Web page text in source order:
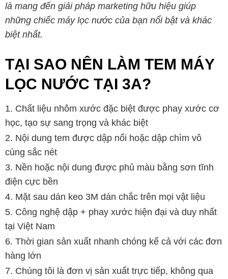
là mang đến giải pháp marketing hữu hiệu giúp
những chiếc máy lọc nước của bạn nổi bật và khác
biệt nhất.
TẠI SAO NÊN LÀM TEM MÁY
LỌC NƯỚC TẠI 3A?
Chất liệu nhôm xước đặc biệt được phay xước cơ
học, tạo sự sang trọng và khác biệt
Nội dung tem được dập nổi hoặc dập chìm vô
cùng sắc nét
Nền hoặc nội dung được phủ màu bằng sơn tĩnh
điện cực bền
Mặt sau dán keo 3M dán chắc trên mọi vật liệu
Công nghệ dập + phay xước hiện đại và duy nhất
tại Việt Nam
Thời gian sản xuất nhanh chóng kể cả với các đơn
hàng lớn
Chúng tôi là đơn vị sản xuất trực tiếp, không qua